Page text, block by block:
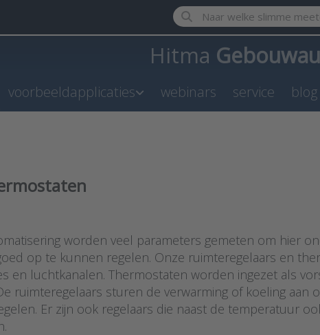
Enter a search term.
Hitma
voorbeeldapplicaties webinars service blog
worden veel parameters gemeten om hier
op te kunnen regelen. Onze ruimteregelaars en
en luchtkanalen. Thermostaten worden ingezet als
ruimteregelaars sturen de verwarming of koeling aan
Er zijn ook regelaars die naast de temperatuur